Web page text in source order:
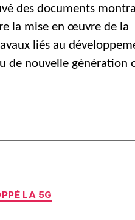
des documents
la mise en œuvre de la
liés au
de nouvelle génération
LA 5G